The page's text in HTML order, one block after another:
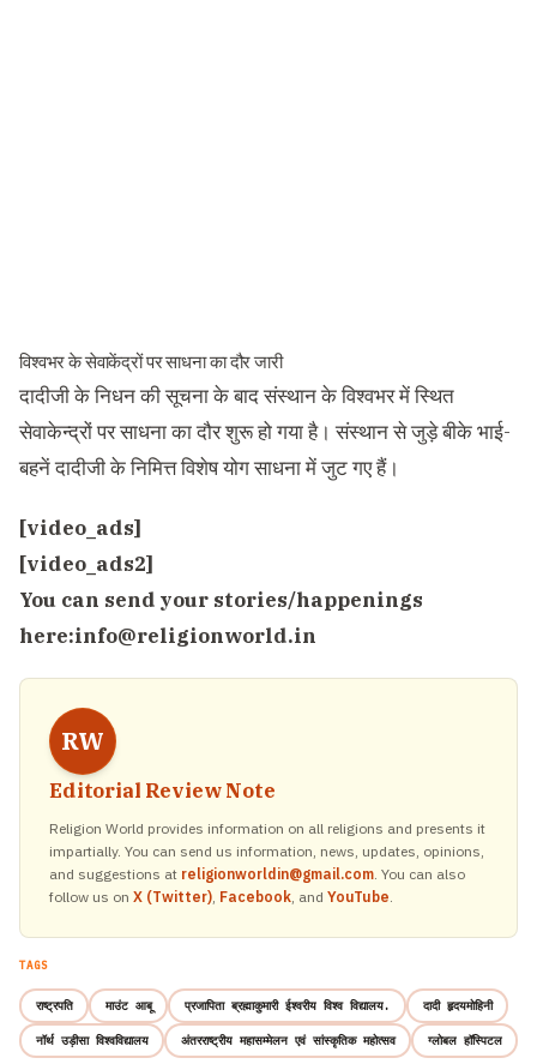
विश्वभर के सेवाकेंद्रों पर साधना का दौर जारी
दादीजी के निधन की सूचना के बाद संस्थान के विश्वभर में स्थित
सेवाकेन्द्रों पर साधना का दौर शुरू हो गया है। संस्थान से जुड़े बीके भाई-
बहनें दादीजी के निमित्त विशेष योग साधना में जुट गए हैं।
[video_ads]
[video_ads2]
You can send your stories/happenings
here:info@religionworld.in
RW
Editorial Review Note
Religion World provides information on all religions and presents it
impartially. You can send us information, news, updates, opinions,
and suggestions at religionworldin@gmail.com. You can also
follow us on X (Twitter), Facebook, and YouTube.
TAGS
राष्ट्रपति माउंट आबू प्रजापिता ब्रह्माकुमारी ईश्वरीय विश्व विद्यालय. दादी हृदयमोहिनी
नॉर्थ उड़ीसा विश्वविद्यालय अंतरराष्ट्रीय महासम्मेलन एवं सांस्कृतिक महोत्सव ग्लोबल हॉस्पिटल